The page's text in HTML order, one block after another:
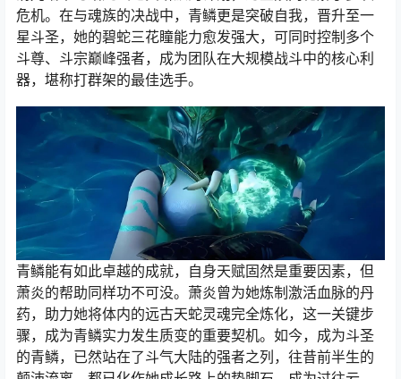
危机。在与魂族的决战中，青鳞更是突破自我，晋升至一
星斗圣，她的碧蛇三花瞳能力愈发强大，可同时控制多个
斗尊、斗宗巅峰强者，成为团队在大规模战斗中的核心利
器，堪称打群架的最佳选手。
青鳞能有如此卓越的成就，自身天赋固然是重要因素，但
萧炎的帮助同样功不可没。萧炎曾为她炼制激活血脉的丹
药，助力她将体内的远古天蛇灵魂完全炼化，这一关键步
骤，成为青鳞实力发生质变的重要契机。如今，成为斗圣
的青鳞，已然站在了斗气大陆的强者之列，往昔前半生的